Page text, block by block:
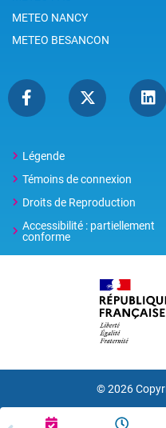
METEO NANCY
METEO BESANCON
Légende
Témoins de connexion
Droits de Reproduction
Accessibilité : partiellement
conforme
© 2026